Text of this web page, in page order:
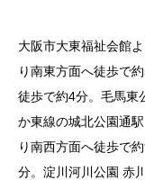
大阪市大東福祉会館
り南東方面へ徒歩で
徒歩で約4分。毛馬東
か東線の城北公園通
り南西方面へ徒歩で
分。淀川河川公園 赤